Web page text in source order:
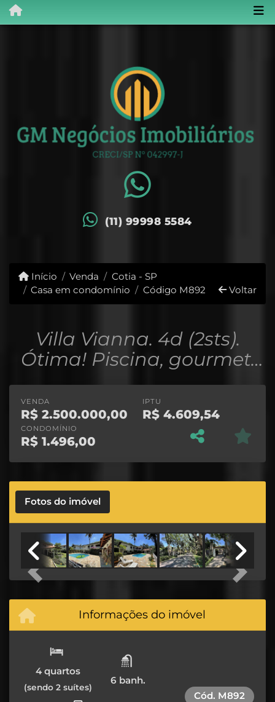
(11) 99998 5584
Início Venda
Cotia - SP
Casa em condomínio
Código M892 Voltar
Villa Vianna. 4d (2sts).
Ótima! Piscina, gourmet,
hóspedes, home-office!
VENDA
R$ 2.500.000,00
IPTU
R$ 4.609,54
CONDOMÍNIO
R$ 1.496,00
Fotos do imóvel
Previous Next
Informações do imóvel
4 quartos
(sendo 2 suítes)
6 banh.
Cód. M892